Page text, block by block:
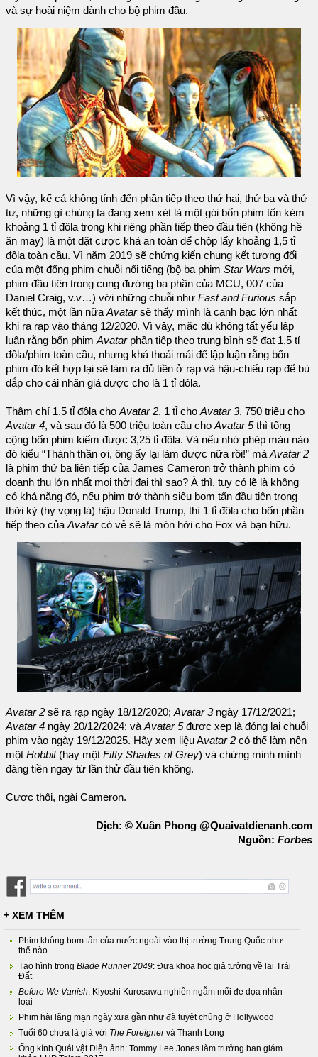
và sự hoài niệm dành cho bộ phim đầu.
Vì vậy, kể cả không tính đến phần tiếp theo thứ hai, thứ ba và thứ
tư, những gì chúng ta đang xem xét là một gói bốn phim tốn kém
khoảng 1 tỉ đôla trong khi riêng phần tiếp theo đầu tiên (không hề
ăn may) là một đặt cược khá an toàn để chộp lấy khoảng 1,5 tỉ
đôla toàn cầu. Vì năm 2019 sẽ chứng kiến chung kết tương đối
của một đống phim chuỗi nổi tiếng (bộ ba phim Star Wars mới,
phim đầu tiên trong cung đường ba phần của MCU, 007 của
Daniel Craig, v.v…) với những chuỗi như Fast and Furious sắp
kết thúc, một lần nữa Avatarsẽ thấy mình là canh bạc lớn nhất
khi ra rạp vào tháng 12/2020. Vì vậy, mặc dù không tất yếu lập
luận rằng bốn phim Avatar phần tiếp theo trung bình sẽ đạt 1,5 tỉ
đôla/phim toàn cầu, nhưng khá thoải mái để lập luận rằng bốn
phim đó kết hợp lại sẽ làm ra đủ tiền ở rạp và hậu-chiếu rạp để bù
đắp cho cái nhãn giá được cho là 1 tỉ đôla.
Thậm chí 1,5 tỉ đôla cho Avatar 2, 1 tỉ cho Avatar 3, 750 triệu cho
Avatar 4, và sau đó là 500 triệu toàn cầu cho Avatar 5thì tổng
cộng bốn phim kiếm được 3,25 tỉ đôla. Và nếu nhờ phép màu nào
đó kiểu “Thánh thần ơi, ông ấy lại làm được nữa rồi!” mà Avatar 2
là phim thứ ba liên tiếp của James Cameron trở thành phim có
doanh thu lớn nhất mọi thời đại thì sao? À thì, tuy có lẽ là không
có khả năng đó, nếu phim trở thành siêu bom tấn đầu tiên trong
thời kỳ (hy vọng là) hậu Donald Trump, thì 1 tỉ đôla cho bốn phần
tiếp theo của Avatarcó vẻ sẽ là món hời cho Fox và bạn hữu.
Avatar 2 sẽ ra rạp ngày 18/12/2020;Avatar 3ngày 17/12/2021;
Avatar 4 ngày 20/12/2024; vàAvatar 5được xep là đóng lại chuỗi
phim vào ngày 19/12/2025. Hãy xem liệu Avatar 2 có thể làm nên
một Hobbit (hay một Fifty Shades of Grey) và chứng minh mình
đáng tiền ngay từ lần thử đầu tiên không.
Cược thôi, ngài Cameron.
Dịch: © Xuân Phong @Quaivatdienanh.com
Nguồn: Forbes
+ XEM THÊM
Phim không bom tấn của nước ngoài vào thị trường Trung Quốc như
thế nào
Tạo hình trong Blade Runner 2049: Đưa khoa học giả tưởng về lại Trái
Đất
Before We Vanish: Kiyoshi Kurosawa nghiền ngẫm mối đe dọa nhân
loại
Phim hài lãng mạn ngày xưa gần như đã tuyệt chủng ở Hollywood
Tuổi 60 chưa là già với The Foreignervà Thành Long
Ống kính Quái vật Điện ảnh: Tommy Lee Jones làm trưởng ban giám